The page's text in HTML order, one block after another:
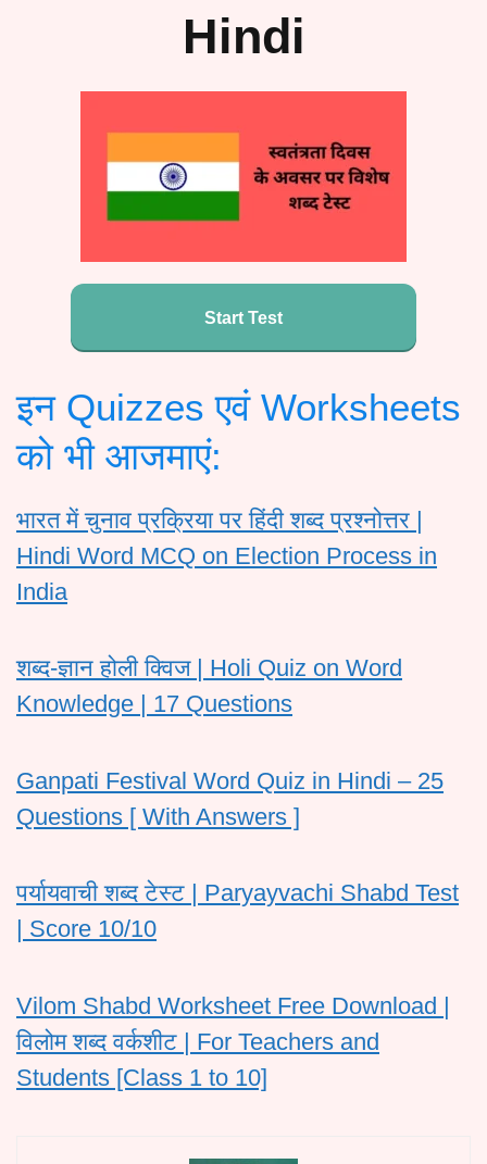
Hindi
Start Test
इन Quizzes एवं Worksheets
को भी आजमाएं:
भारत में चुनाव प्रक्रिया पर हिंदी शब्द प्रश्नोत्तर |
Hindi Word MCQ on Election Process in
India
शब्द-ज्ञान होली क्विज | Holi Quiz on Word
Knowledge | 17 Questions
Ganpati Festival Word Quiz in Hindi – 25
Questions [ With Answers ]
पर्यायवाची शब्द टेस्ट | Paryayvachi Shabd Test
| Score 10/10
Vilom Shabd Worksheet Free Download |
विलोम शब्द वर्कशीट | For Teachers and
Students [Class 1 to 10]